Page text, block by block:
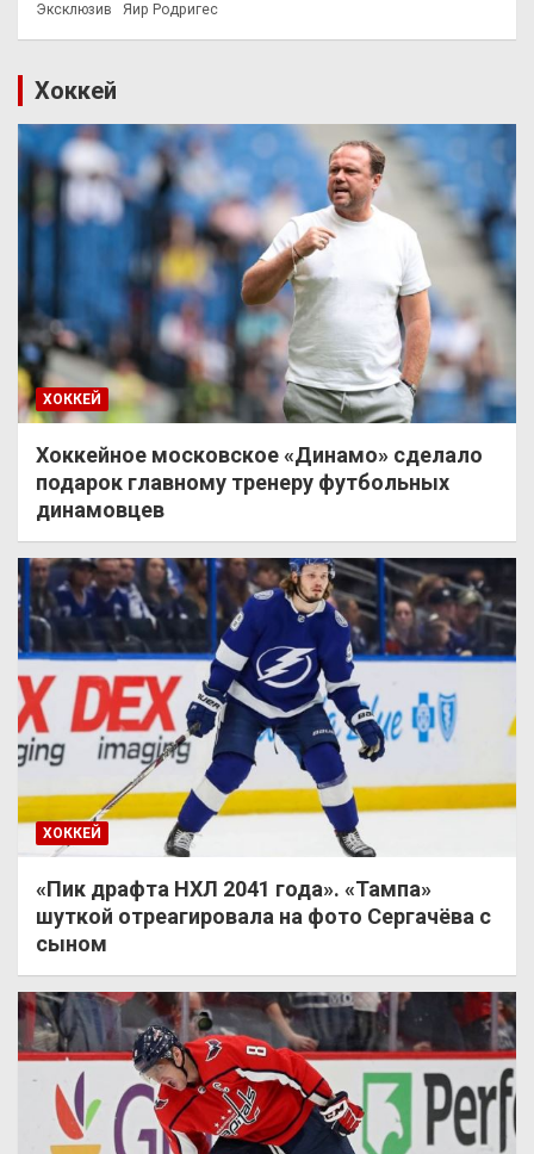
Эксклюзив Яир Родригес
Хоккей
ХОККЕЙ
Хоккейное московское «Динамо» сделало
подарок главному тренеру футбольных
динамовцев
ХОККЕЙ
«Пик драфта НХЛ 2041 года». «Тампа»
шуткой отреагировала на фото Сергачёва с
сыном